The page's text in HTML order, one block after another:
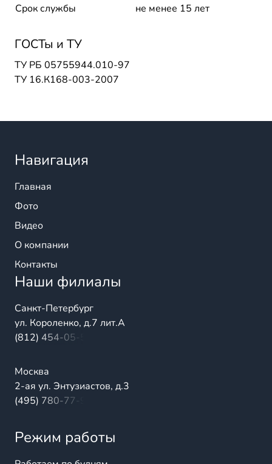
Срок службы
не менее 15 лет
ГОСТы и ТУ
ТУ РБ 05755944.010-97
ТУ 16.К168-003-2007
Навигация
Главная
Фото
Видео
О компании
Контакты
Наши филиалы
Санкт-Петербург
ул. Короленко, д.7 лит.А
(812) 454-05-54
Москва
2-ая ул. Энтузиастов, д.3
(495) 780-77-98
Режим работы